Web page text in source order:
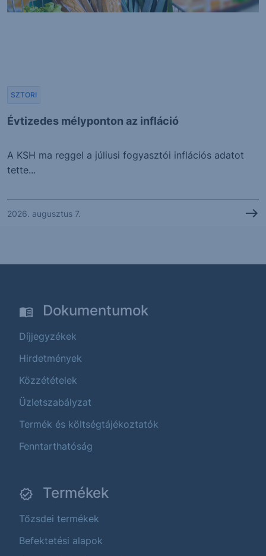
Évtizedes mélyponton az infláció
SZTORI
A KSH ma reggel a júliusi fogyasztói inflációs adatot
tette...
2026. augusztus 7.
Dokumentumok
Díjjegyzékek
Hirdetmények
Közzétételek
Üzletszabályzat
Termék és költségtájékoztatók
Fenntarthatóság
Termékek
Tőzsdei termékek
Befektetési alapok